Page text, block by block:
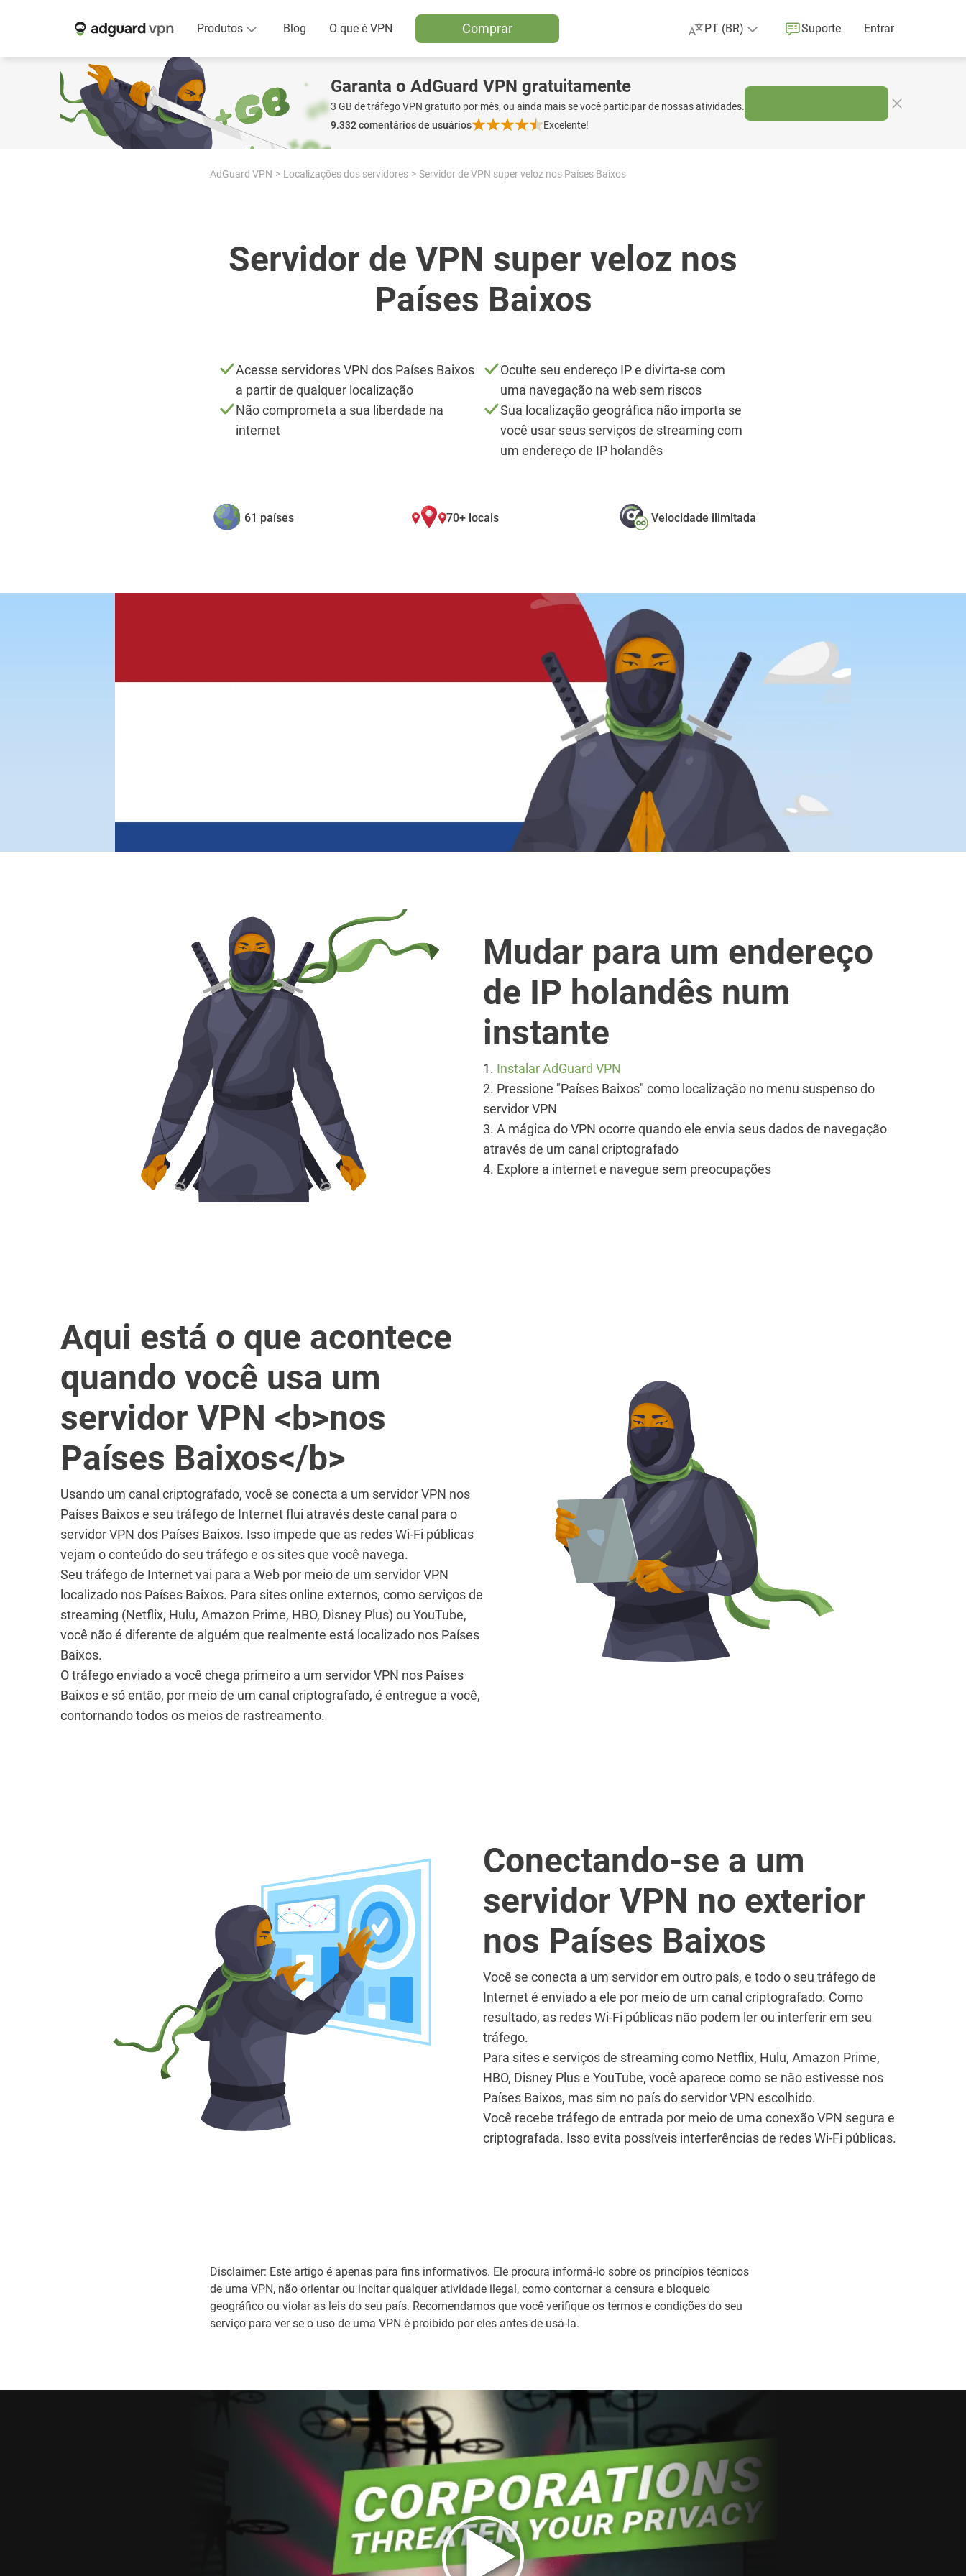
Produtos Blog O que é VPN Comprar PT (BR) Suporte Entrar
Garanta o AdGuard VPN gratuitamente
3 GB de tráfego VPN gratuito por mês, ou ainda mais se você participar de nossas atividades.
9.332comentários de usuários Excelente!
AdGuard VPN Localizações dos servidores Servidor de VPN super veloz nos Países Baixos
Servidor de VPN super veloz nos
Países Baixos
Acesse servidores VPN dos Países Baixos
a partir de qualquer localização
Oculte seu endereço IP e divirta-se com
uma navegação na web sem riscos
Não comprometa a sua liberdade na
internet
Sua localização geográfica não importa se
você usar seus serviços de streaming com
um endereço de IP holandês
61 países 70+ locais Velocidade ilimitada
Mudar para um endereço
de IP holandês num
instante
1. Instalar AdGuard VPN
2. Pressione "Países Baixos" como localização no menu suspenso do
servidor VPN
3. A mágica do VPN ocorre quando ele envia seus dados de navegação
através de um canal criptografado
4. Explore a internet e navegue sem preocupações
Aqui está o que acontece
quando você usa um
servidor VPN <b>nos
Países Baixos</b>
Usando um canal criptografado, você se conecta a um servidor VPN nos
Países Baixos e seu tráfego de Internet flui através deste canal para o
servidor VPN dos Países Baixos. Isso impede que as redes Wi-Fi públicas
vejam o conteúdo do seu tráfego e os sites que você navega.
Seu tráfego de Internet vai para a Web por meio de um servidor VPN
localizado nos Países Baixos. Para sites online externos, como serviços de
streaming (Netflix, Hulu, Amazon Prime, HBO, Disney Plus) ou YouTube,
você não é diferente de alguém que realmente está localizado nos Países
Baixos.
O tráfego enviado a você chega primeiro a um servidor VPN nos Países
Baixos e só então, por meio de um canal criptografado, é entregue a você,
contornando todos os meios de rastreamento.
Conectando-se a um
servidor VPN no exterior
nos Países Baixos
Você se conecta a um servidor em outro país, e todo o seu tráfego de
Internet é enviado a ele por meio de um canal criptografado. Como
resultado, as redes Wi-Fi públicas não podem ler ou interferir em seu
tráfego.
Para sites e serviços de streaming como Netflix, Hulu, Amazon Prime,
HBO, Disney Plus e YouTube, você aparece como se não estivesse nos
Países Baixos, mas sim no país do servidor VPN escolhido.
Você recebe tráfego de entrada por meio de uma conexão VPN segura e
criptografada. Isso evita possíveis interferências de redes Wi-Fi públicas.
Disclaimer: Este artigo é apenas para fins informativos. Ele procura informá-lo sobre os princípios técnicos
de uma VPN, não orientar ou incitar qualquer atividade ilegal, como contornar a censura e bloqueio
geográfico ou violar as leis do seu país. Recomendamos que você verifique os termos e condições do seu
serviço para ver se o uso de uma VPN é proibido por eles antes de usá-la.